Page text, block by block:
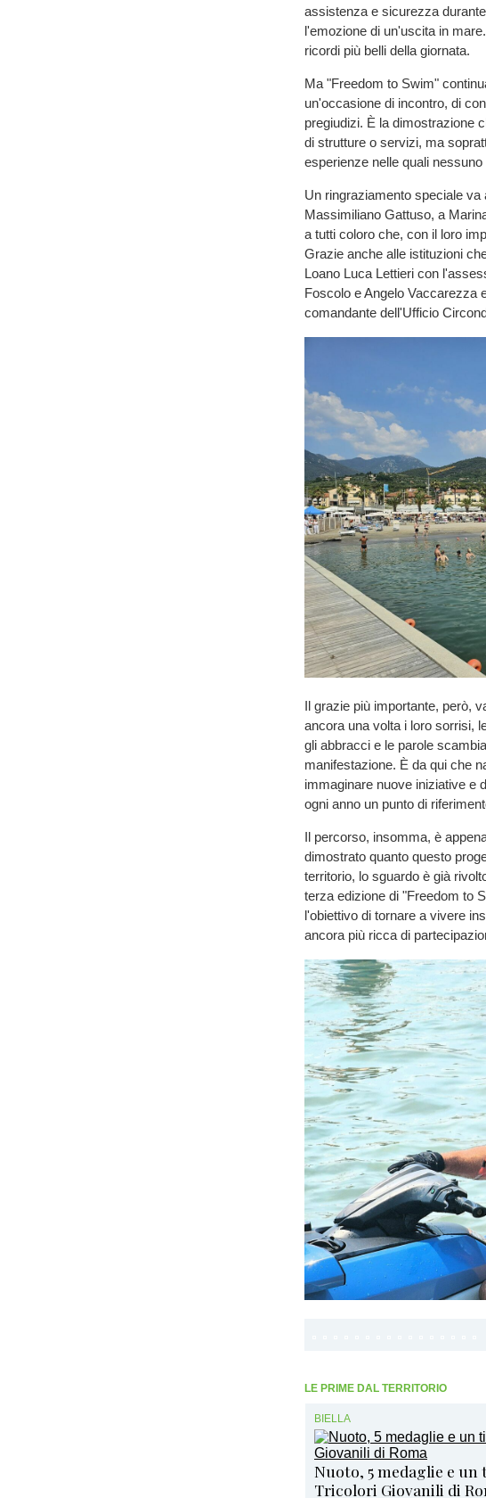
assistenza e sicurezza
l'emozione di un'uscita in
ricordi più belli della giornata.
Ma "Freedom to Swim"
un'occasione di incontro, di
pregiudizi. È la dimostrazione
di strutture o servizi, ma
esperienze nelle quali
Un ringraziamento speciale
Massimiliano Gattuso, a
a tutti coloro che, con il loro
Grazie anche alle istituzioni
Loano Luca Lettieri con
Foscolo e Angelo Vaccarezza
comandante dell'Ufficio
Il grazie più importante, però,
ancora una volta i loro sorrisi,
gli abbracci e le parole
manifestazione. È da qui che
immaginare nuove iniziative e
ogni anno un punto di
Il percorso, insomma, è
dimostrato quanto questo
territorio, lo sguardo è già
terza edizione di "Freedom to
l'obiettivo di tornare a vivere
ancora più ricca di
LE PRIME DAL TERRITORIO
BIELLA
Nuoto, 5 medaglie e
Tricolori Giovanili di